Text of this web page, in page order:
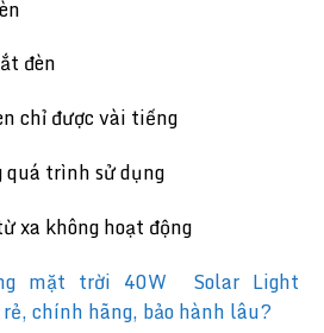
đèn
chỉ được vài tiếng
quá trình sử dụng
xa không hoạt động
mặt trời 40W Solar Light
chính hãng, bảo hành lâu?